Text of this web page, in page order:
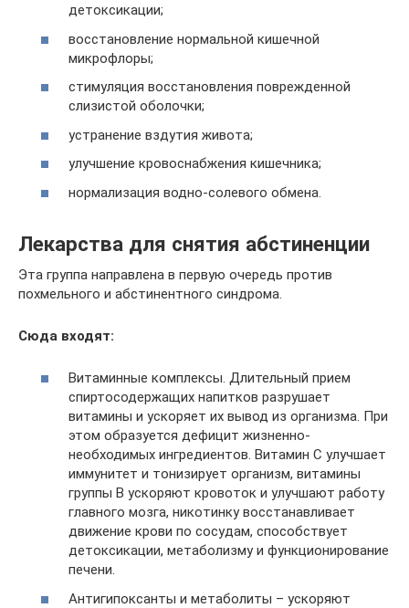
детоксикации;
восстановление нормальной кишечной
микрофлоры;
стимуляция восстановления поврежденной
слизистой оболочки;
устранение вздутия живота;
улучшение кровоснабжения кишечника;
нормализация водно-солевого обмена.
Лекарства для снятия абстиненции
Эта группа направлена в первую очередь против
похмельного и абстинентного синдрома.
Сюда входят:
Витаминные комплексы. Длительный прием
спиртосодержащих напитков разрушает
витамины и ускоряет их вывод из организма. При
этом образуется дефицит жизненно-
необходимых ингредиентов. Витамин С улучшает
иммунитет и тонизирует организм, витамины
группы B ускоряют кровоток и улучшают работу
главного мозга, никотинку восстанавливает
движение крови по сосудам, способствует
детоксикации, метаболизму и функционирование
печени.
Антигипоксанты и метаболиты – ускоряют